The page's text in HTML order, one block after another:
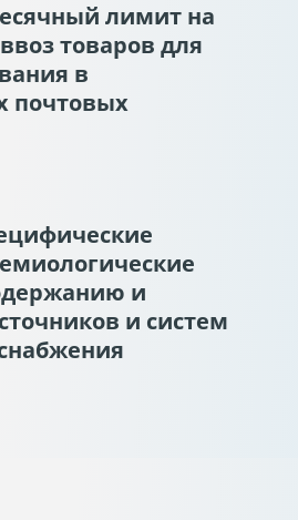
лимит на
товаров для
в
почтовых
и
и систем